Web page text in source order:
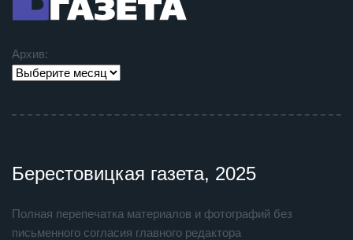
Архив:
Берестовицкая газета, 2025
Полная перепечатка материалов и фотографий без
письменного согласия главного редактора